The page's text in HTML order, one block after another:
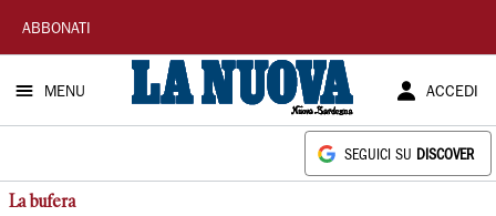
La
Nuova
Sardegna
ABBONATI
MENU ACCEDI
SEGUICI SU DISCOVER
La bufera